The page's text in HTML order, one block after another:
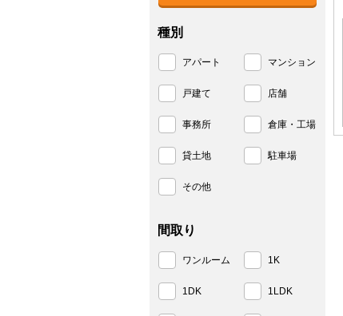
種別
アパート マンション
戸建て 店舗
事務所 倉庫・工場
貸土地 駐車場
その他
間取り
ワンルーム 1K
1DK 1LDK